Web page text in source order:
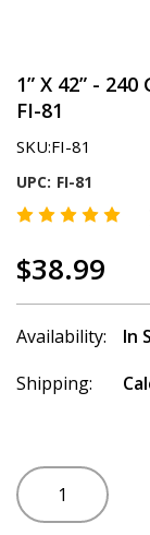
1” X 42” -
FI-81
SKU:FI-81
UPC: FI-81
$38.99
Availability:
In
Shipping: